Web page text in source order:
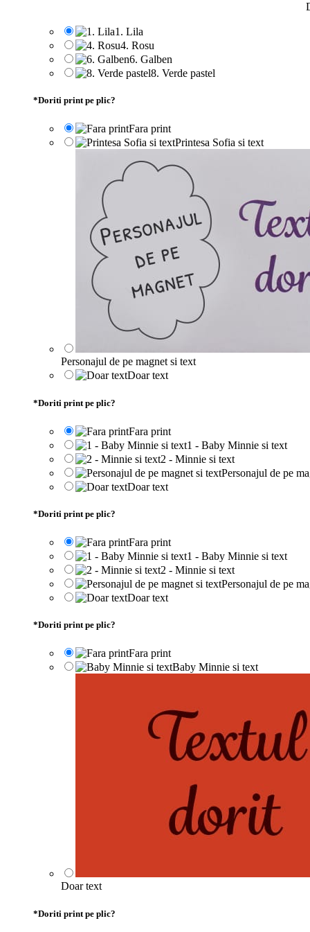
1. Lila
4. Rosu
6. Galben
8. Verde pastel
*Doriti print pe plic?
Fara print
Printesa Sofia si text
Personajul de pe magnet si text
Doar text
*Doriti print pe plic?
Fara print
1 - Baby Minnie si text
2 - Minnie si text
Personajul de pe
Doar text
*Doriti print pe plic?
Fara print
1 - Baby Minnie si text
2 - Minnie si text
Personajul de pe
Doar text
*Doriti print pe plic?
Fara print
Baby Minnie si text
Doar text
*Doriti print pe plic?